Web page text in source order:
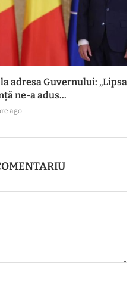
adresa Guvernului: „Lipsa
ne-a adus...
ago